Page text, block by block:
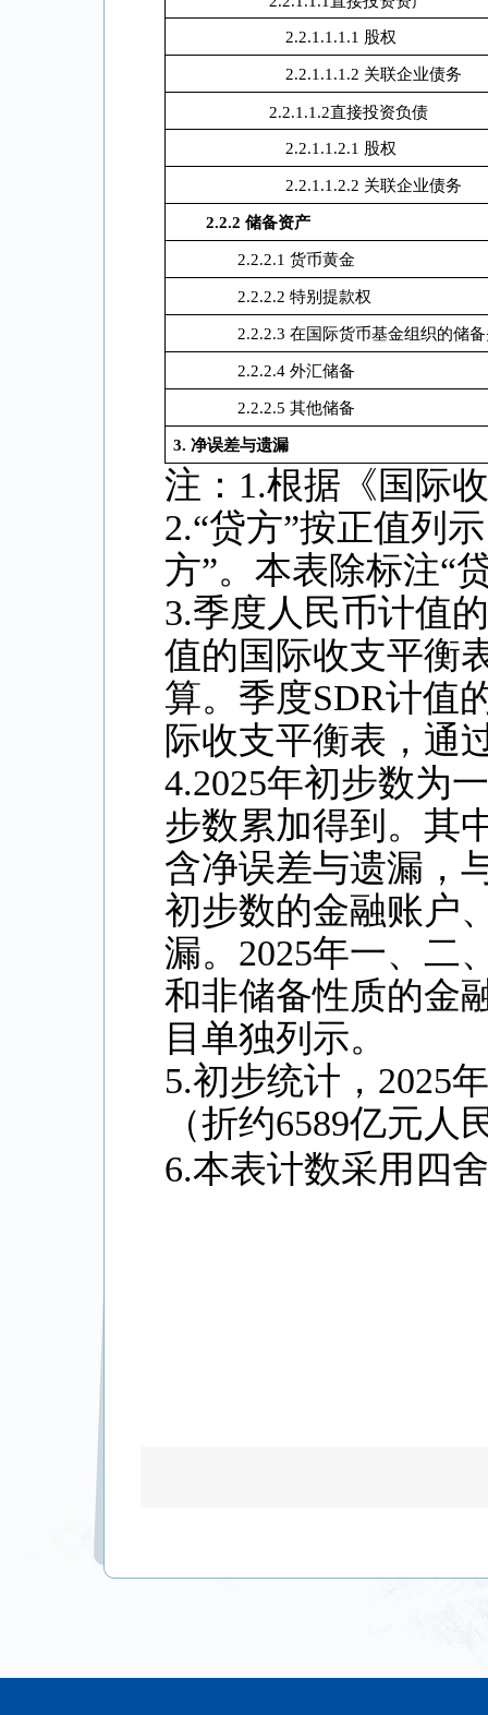
2.2.1.1.1.1 股权
2.2.1.1.1.2 关联企业债务
2.2.1.1.2直接投资负债
2.2.1.1.2.1 股权
2.2.1.1.2.2 关联企业债务
2.2.2 储备资产
2.2.2.1 货币黄金
2.2.2.2 特别提款权
2.2.2.3 在国际货币基金组织的储
2.2.2.4 外汇储备
2.2.2.5 其他储备
3.净误差与遗漏
注：1.根据《国际
2.“贷方”按正值列
方”。本表除标注“
3.季度人民币计值
值的国际收支平衡
算。季度SDR计值
际收支平衡表，通
4.2025年初步数为
步数累加得到。其
含净误差与遗漏，
初步数的金融账户
漏。2025年一、二
和非储备性质的金
目单独列示。
5.初步统计，2025
（折约6589亿元人
6.本表计数采用四